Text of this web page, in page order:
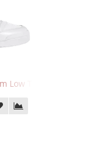
Low Triple White